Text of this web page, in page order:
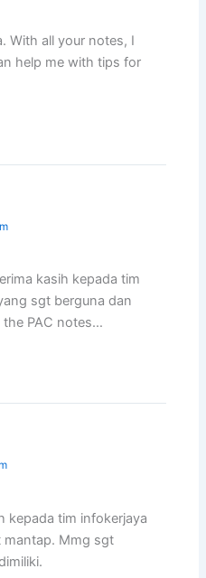
With all your notes, I
help me with tips for
kasih kepada tim
sgt berguna dan
PAC notes…
kepada tim infokerjaya
Mmg sgt